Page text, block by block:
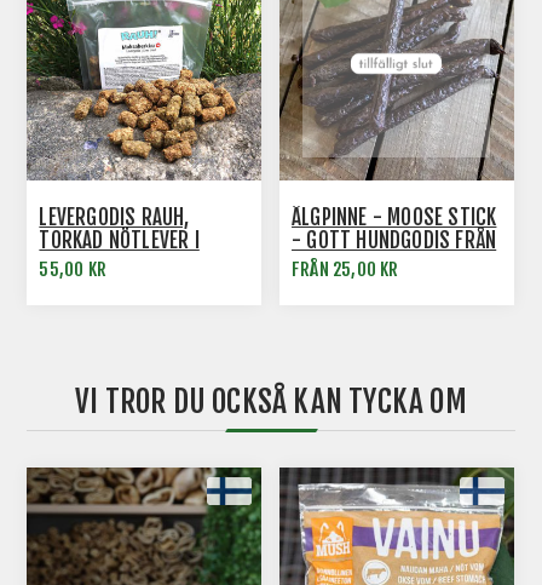
LEVERGODIS RAUH,
TORKAD NÖTLEVER I
PELLETSFORM
55,00 KR
ÄLGPINNE - MOOSE STICK
- GOTT HUNDGODIS FRÅN
RAUH
FRÅN 25,00 KR
VI TROR DU OCKSÅ KAN TYCKA OM